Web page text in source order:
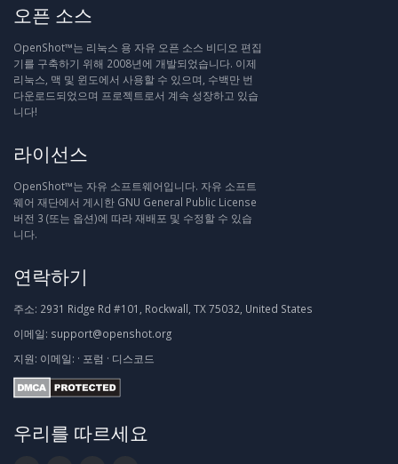
오픈 소스
OpenShot™는 리눅스 용 자유 오픈 소스 비디오 편집
기를 구축하기 위해 2008년에 개발되었습니다. 이제
리눅스, 맥 및 윈도에서 사용할 수 있으며, 수백만 번
다운로드되었으며 프로젝트로서 계속 성장하고 있습
니다!
라이선스
OpenShot™는 자유 소프트웨어입니다. 자유 소프트
웨어 재단에서 게시한 GNU General Public License
버전 3 (또는 옵션)에 따라 재배포 및 수정할 수 있습
니다.
연락하기
주소: 2931 Ridge Rd #101, Rockwall, TX 75032, United States
이메일: support@openshot.org
지원: 이메일: · 포럼 · 디스코드
우리를 따르세요